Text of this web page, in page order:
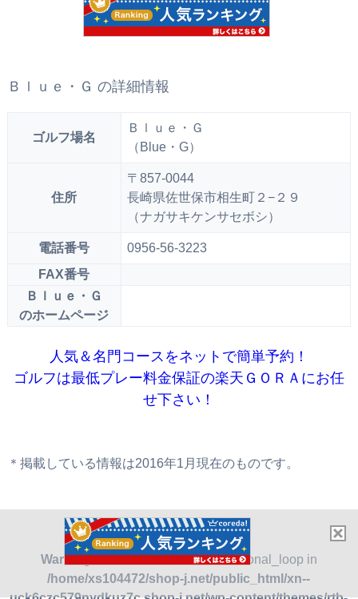
Ｂｌｕｅ・Ｇ の詳細情報
ゴルフ場名
Ｂｌｕｅ・Ｇ
（Blue・G）
住所
〒857-0044
長崎県佐世保市相生町２−２９
（ナガサキケンサセボシ）
電話番号
0956-56-3223
FAX番号
Ｂｌｕｅ・Ｇ
のホームページ
人気＆名門コースをネットで簡単予約！
ゴルフは最低プレー料金保証の楽天ＧＯＲＡにお任
せ下さい！
＊掲載している情報は2016年1月現在のものです。
Warning
: Undefined variable $additional_loop in
/home/xs104472/shop-j.net/public_html/xn--